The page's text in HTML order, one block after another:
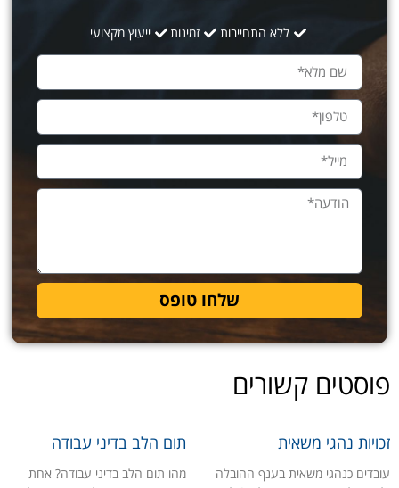
ללא התחייבות זמינות ייעוץ מקצועי
שלחו טופס
פוסטים קשורים
זכויות נהגי משאית
עובדים כנהגי משאית בענף ההובלה
תום הלב בדיני עבודה
מהו תום הלב בדיני עבודה? אחת